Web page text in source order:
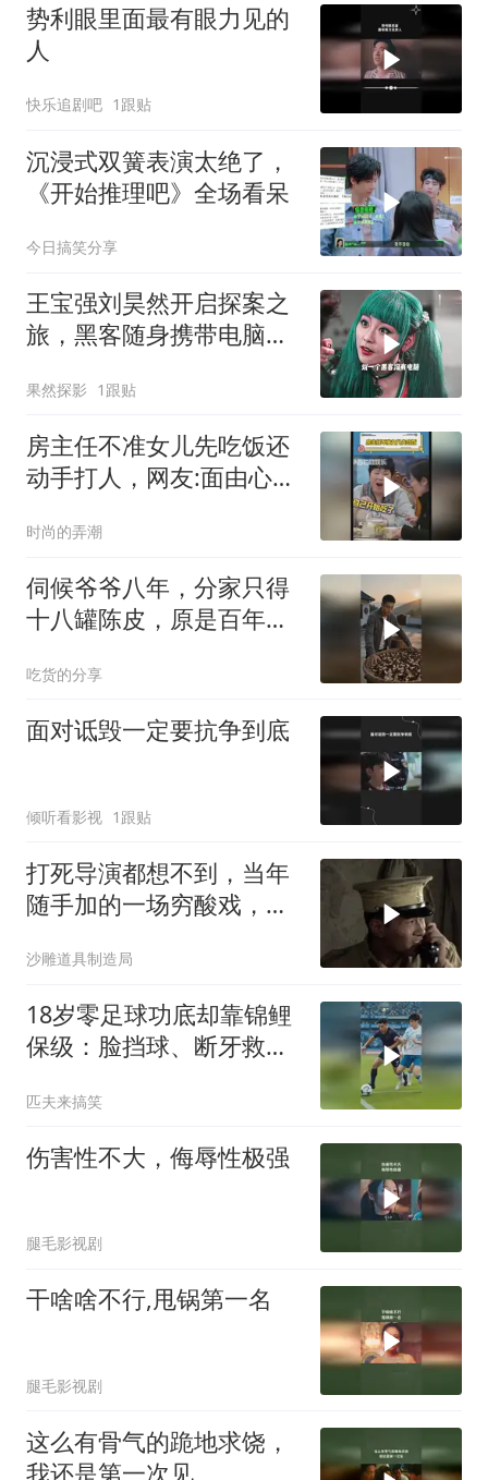
势利眼里面最有眼力见的
人
快乐追剧吧 1跟贴
沉浸式双簧表演太绝了，
《开始推理吧》全场看呆
今日搞笑分享
王宝强刘昊然开启探案之
旅，黑客随身携带电脑，
果然探影 1跟贴
房主任不准女儿先吃饭还
动手打人，网友:面由心生
时尚的弄潮
伺候爷爷八年，分家只得
十八罐陈皮，原是百年传
吃货的分享
面对诋毁一定要抗争到底
倾听看影视 1跟贴
打死导演都想不到，当年
随手加的一场穷酸戏，竟
沙雕道具制造局
18岁零足球功底却靠锦鲤
保级：脸挡球、断牙救
匹夫来搞笑
伤害性不大，侮辱性极强
腿毛影视剧
干啥啥不行,甩锅第一名
腿毛影视剧
这么有骨气的跪地求饶，
我还是第一次见